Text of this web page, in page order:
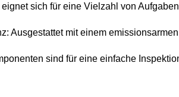
eignet sich für eine Vielzahl von
Ausgestattet mit einem
sind für eine einfache